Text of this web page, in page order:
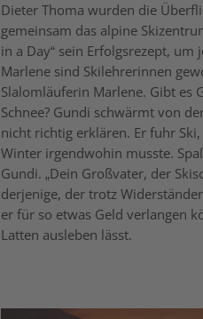
Dieter Thoma wurden die
gemeinsam das alpine
in a Day“ sein Erfolgsrezept,
Marlene sind Skilehrerinnen
Slalomläuferin Marlene. Gibt es
Schnee? Gundi schwärmt von
nicht richtig erklären. Er fuhr
Winter irgendwohin musste.
Gundi. „Dein Großvater, der
derjenige, der trotz
er für so etwas Geld verlangen
Latten ausleben lässt.